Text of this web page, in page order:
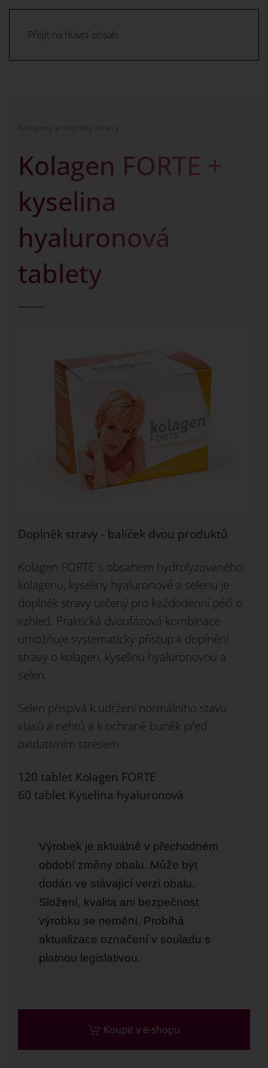
Přejít na hlavní obsah
Kolageny a doplňky stravy
Kolagen FORTE +
kyselina
hyaluronová
tablety
Doplněk stravy - balíček dvou produktů
Kolagen FORTE s obsahem hydrolyzovaného
kolagenu, kyseliny hyaluronové a selenu je
doplněk stravy určený pro každodenní péči o
vzhled. Praktická dvoufázová kombinace
umožňuje systematický přístup k doplnění
stravy o kolagen, kyselinu hyaluronovou a
selen.
Selen přispívá k udržení normálního stavu
vlasů a nehtů a k ochraně buněk před
oxidativním stresem.
120 tablet Kolagen FORTE
60 tablet Kyselina hyaluronová
Výrobek je aktuálně v přechodném
období změny obalu. Může být
dodán ve stávající verzi obalu.
Složení, kvalita ani bezpečnost
výrobku se nemění. Probíhá
aktualizace označení v souladu s
platnou legislativou.
Koupit v e-shopu